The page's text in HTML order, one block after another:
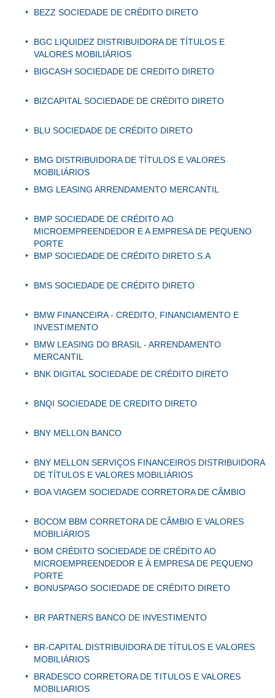
BEZZ SOCIEDADE DE CRÉDITO DIRETO
BGC LIQUIDEZ DISTRIBUIDORA DE TÍTULOS E
VALORES MOBILIÁRIOS
BIGCASH SOCIEDADE DE CREDITO DIRETO
BIZCAPITAL SOCIEDADE DE CRÉDITO DIRETO
BLU SOCIEDADE DE CRÉDITO DIRETO
BMG DISTRIBUIDORA DE TÍTULOS E VALORES
MOBILIÁRIOS
BMG LEASING ARRENDAMENTO MERCANTIL
BMP SOCIEDADE DE CRÉDITO AO
MICROEMPREENDEDOR E A EMPRESA DE PEQUENO
PORTE
BMP SOCIEDADE DE CRÉDITO DIRETO S.A
BMS SOCIEDADE DE CRÉDITO DIRETO
BMW FINANCEIRA - CREDITO, FINANCIAMENTO E
INVESTIMENTO
BMW LEASING DO BRASIL - ARRENDAMENTO
MERCANTIL
BNK DIGITAL SOCIEDADE DE CRÉDITO DIRETO
BNQI SOCIEDADE DE CREDITO DIRETO
BNY MELLON BANCO
BNY MELLON SERVIÇOS FINANCEIROS DISTRIBUIDORA
DE TÍTULOS E VALORES MOBILIÁRIOS
BOA VIAGEM SOCIEDADE CORRETORA DE CÂMBIO
BOCOM BBM CORRETORA DE CÂMBIO E VALORES
MOBILIÁRIOS
BOM CRÉDITO SOCIEDADE DE CRÉDITO AO
MICROEMPREENDEDOR E À EMPRESA DE PEQUENO
PORTE
BONUSPAGO SOCIEDADE DE CRÉDITO DIRETO
BR PARTNERS BANCO DE INVESTIMENTO
BR-CAPITAL DISTRIBUIDORA DE TÍTULOS E VALORES
MOBILIÁRIOS
BRADESCO CORRETORA DE TITULOS E VALORES
MOBILIARIOS